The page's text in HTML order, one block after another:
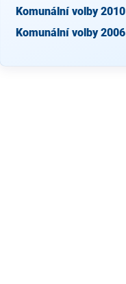
Komunální volby 2010
Komunální volby 2006